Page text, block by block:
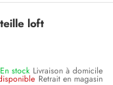
loft
En stock Livraison à domicile
Retrait en magasin